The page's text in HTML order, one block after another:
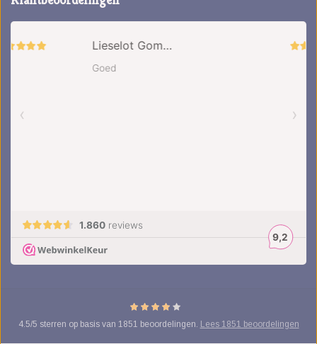
4.5/5 sterren op basis van 1851 beoordelingen. Lees 1851 beoordelingen